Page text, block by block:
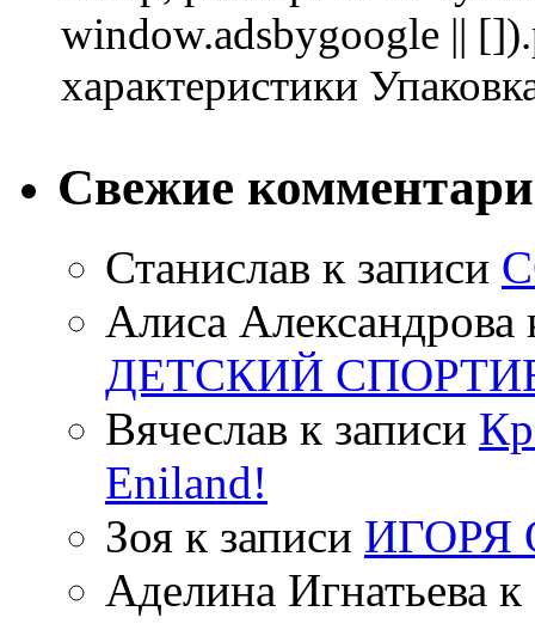
window.adsbygoogle ||
характеристики
Свежие
Станислав к записи
Алиса Александрова
ДЕТСКИЙ
Вячеслав к записи
Eniland!
Зоя к записи ИГОРЯ
Аделина Игнатьева к